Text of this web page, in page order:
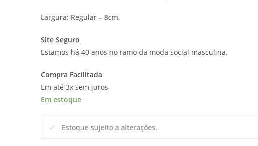
Largura: Regular – 8cm.
Site Seguro
Estamos há 40 anos no ramo da moda social masculina.
Compra Facilitada
Em até 3x sem juros
Em estoque
Estoque sujeito a alterações.